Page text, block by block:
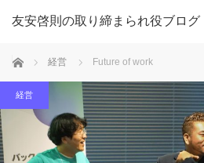
友安啓則の取り締まられ役ブログ
ホーム 経営 Future of work
経営